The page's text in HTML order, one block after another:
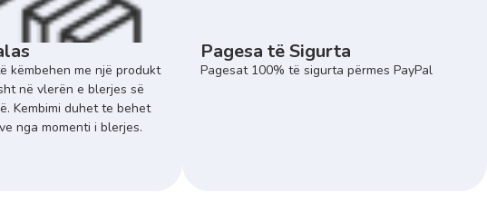
këmbehen me një produkt
në vlerën e blerjes së
Kembimi duhet te behet
nga momenti i blerjes.
Pagesa të Sigurta
Pagesat 100% të sigurta përmes PayPal